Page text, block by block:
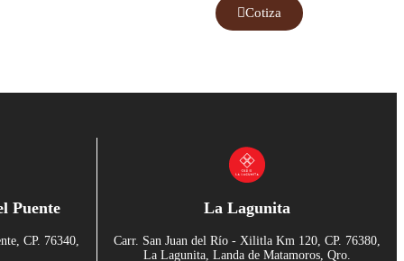
Cotiza
Puente
CP. 76340,
La Lagunita
Carr. San Juan del Río - Xilitla Km 120, CP. 76380,
La Lagunita, Landa de Matamoros, Qro.